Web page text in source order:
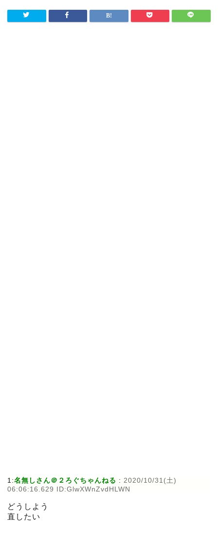
1:名無しさん＠２ろぐちゃんねる : 2020/10/31(土)
06:06:16.629 ID:GlwXWnZvdHLWN
どうしよう
直したい